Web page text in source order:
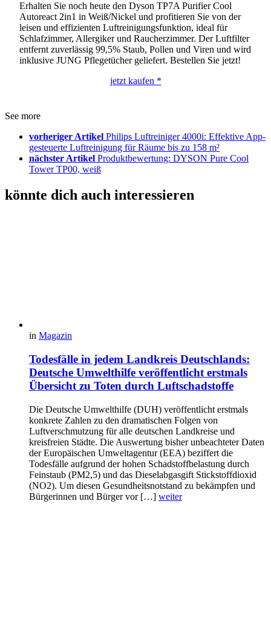
Erhalten Sie noch heute den Dyson TP7A Purifier Cool
Autoreact 2in1 in Weiß/Nickel und profitieren Sie von der
leisen und effizienten Luftreinigungsfunktion, ideal für
Schlafzimmer, Allergiker und Raucherzimmer. Der Luftfilter
entfernt zuverlässig 99,5% Staub, Pollen und Viren und wird
inklusive JUNG Pflegetücher geliefert. Bestellen Sie jetzt!
jetzt kaufen *
See more
vorheriger Artikel Philips Luftreiniger 4000i: Effektive App-
gesteuerte Luftreinigung für Räume bis zu 158 m²
nächster Artikel Produktbewertung: DYSON Pure Cool
Tower TP00, weiß
könnte dich auch interessieren
in Magazin
Todesfälle in jedem Landkreis Deutschlands:
Deutsche Umwelthilfe veröffentlicht erstmals
Übersicht zu Toten durch Luftschadstoffe
Die Deutsche Umwelthilfe (DUH) veröffentlicht erstmals
konkrete Zahlen zu den dramatischen Folgen von
Luftverschmutzung für alle deutschen Landkreise und
kreisfreien Städte. Die Auswertung bisher unbeachteter Daten
der Europäischen Umweltagentur (EEA) beziffert die
Todesfälle aufgrund der hohen Schadstoffbelastung durch
Feinstaub (PM2,5) und das Dieselabgasgift Stickstoffdioxid
(NO2). Um diesen Gesundheitsnotstand zu bekämpfen und
Bürgerinnen und Bürger vor […] weiter